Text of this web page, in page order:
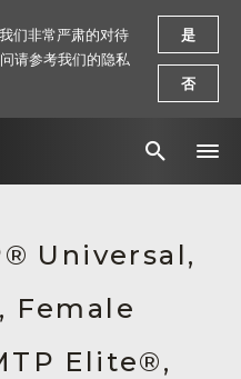
Universal,
Female
Elite®,
们非常严肃的对待
请参考我们的隐私
是
否